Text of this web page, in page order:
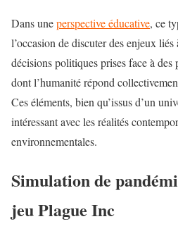
Dans uneperspective éducative, ce
l’occasion de discuter des enjeux
décisions politiques prises face à des
dont l’humanité répond
Ces éléments, bien qu’issus d’un
intéressant avec les réalités
environnementales.
Simulation de
jeu Plague Inc